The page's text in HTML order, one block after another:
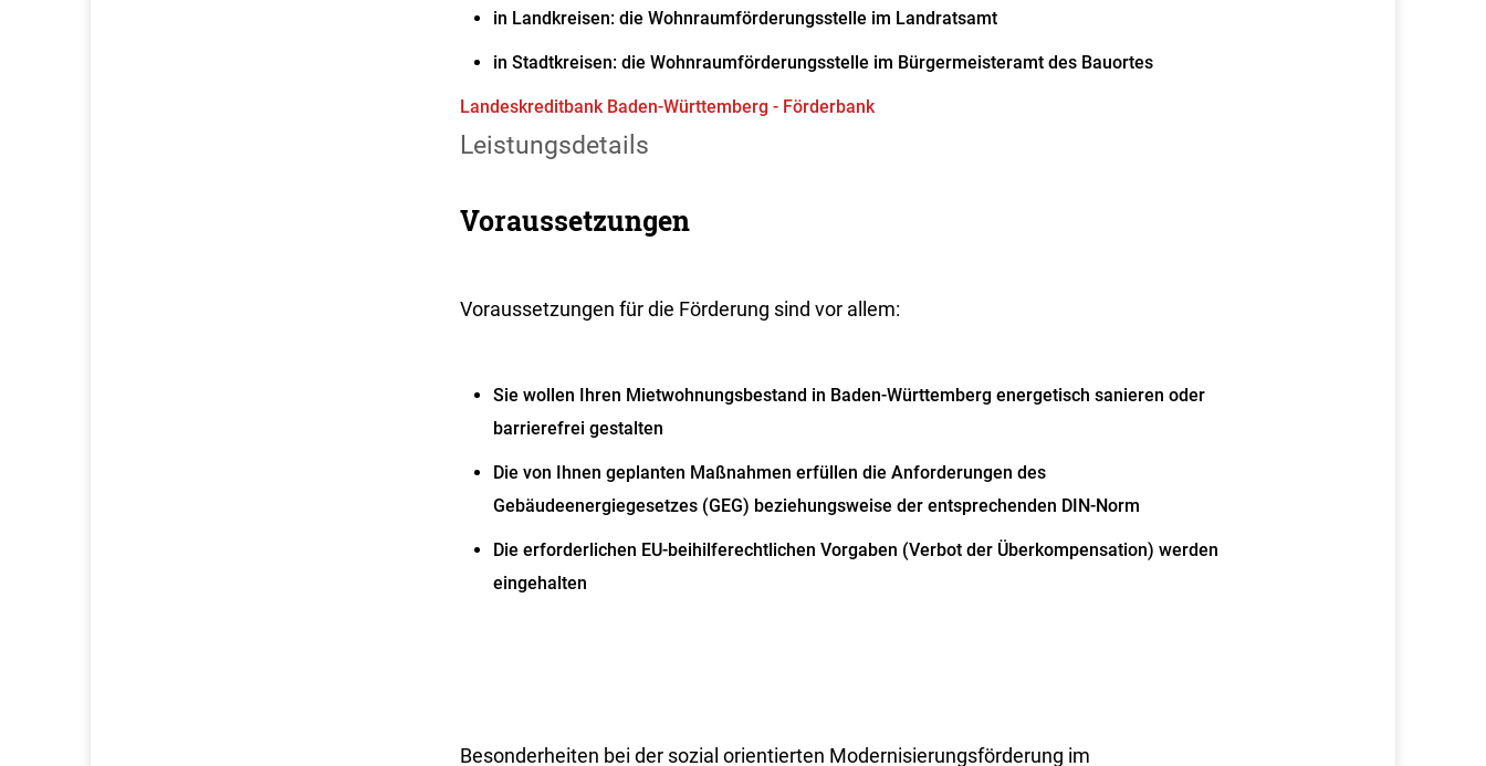
in Landkreisen: die Wohnraumförderungsstelle im Landratsamt
in Stadtkreisen: die Wohnraumförderungsstelle im Bürgermeisteramt des Bauortes
Landeskreditbank Baden-Württemberg - Förderbank
Leistungsdetails
Voraussetzungen
Voraussetzungen für die Förderung sind vor allem:
Sie wollen Ihren Mietwohnungsbestand in Baden-Württemberg energetisch sanieren oder
barrierefrei gestalten
Die von Ihnen geplanten Maßnahmen erfüllen die Anforderungen des
Gebäudeenergiegesetzes (GEG) beziehungsweise der entsprechenden DIN-Norm
Die erforderlichen EU-beihilferechtlichen Vorgaben (Verbot der Überkompensation) werden
eingehalten
Besonderheiten bei der sozial orientierten Modernisierungsförderung im